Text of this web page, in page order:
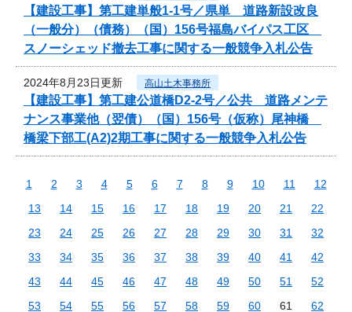
【建設工事】第工建単般1-1号／県単 道路新設改良
（一般分）（債務）（国）156号福島バイパス工区
スノーシェッド撤去工事に関する一般競争入札公告
2024年8月23日更新 高山土木事務所
【建設工事】第工建公道橋D2-2号／公共 道路メンテ
ナンス事業他（翌債）（国）156号（仮称）尾神橋
橋梁下部工(A2)2期工事に関する一般競争入札公告
1 2 3 4 5 6 7 8 9 10 11
12
13
14 15 16 17 18 19 20 21
22
23
24 25 26 27 28 29 30 31
32
33
34 35 36 37 38 39 40 41
42
43
44 45 46 47 48 49 50 51
52
53
54 55 56 57 58 59 60 61
62